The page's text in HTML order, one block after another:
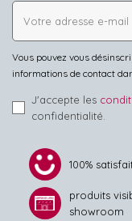
Vous pouvez vous
informations de contact
J'accepte les
confidentialité.
100%
produits
showroom